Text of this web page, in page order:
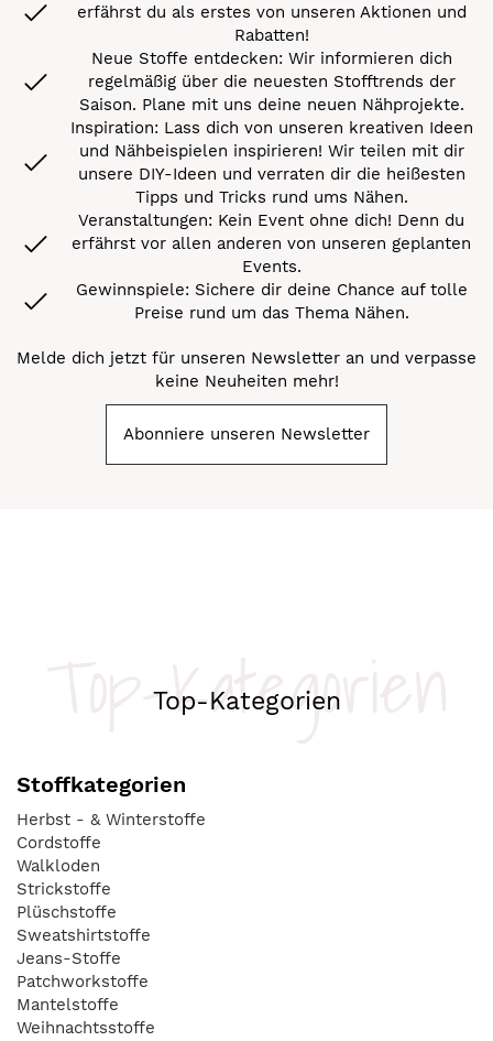
erfährst du als erstes von unseren Aktionen und
Rabatten!
Neue Stoffe entdecken: Wir informieren dich
regelmäßig über die neuesten Stofftrends der
Saison. Plane mit uns deine neuen Nähprojekte.
Inspiration: Lass dich von unseren kreativen Ideen
und Nähbeispielen inspirieren! Wir teilen mit dir
unsere DIY-Ideen und verraten dir die heißesten
Tipps und Tricks rund ums Nähen.
Veranstaltungen: Kein Event ohne dich! Denn du
erfährst vor allen anderen von unseren geplanten
Events.
Gewinnspiele: Sichere dir deine Chance auf tolle
Preise rund um das Thema Nähen.
Melde dich jetzt für unseren Newsletter an und verpasse
keine Neuheiten mehr!
Abonniere unseren Newsletter
Top-Kategorien
Top-Kategorien
Stoffkategorien
Herbst - & Winterstoffe
Cordstoffe
Walkloden
Strickstoffe
Plüschstoffe
Sweatshirtstoffe
Jeans-Stoffe
Patchworkstoffe
Mantelstoffe
Weihnachtsstoffe